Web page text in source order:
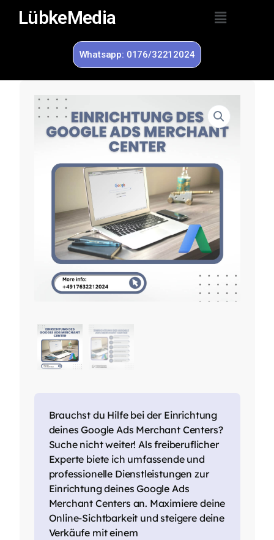
LübkeMedia
Whatsapp: 0176/32212024
Brauchst du Hilfe bei der Einrichtung
deines Google Ads Merchant Centers?
Suche nicht weiter! Als freiberuflicher
Experte biete ich umfassende und
professionelle Dienstleistungen zur
Einrichtung deines Google Ads
Merchant Centers an. Maximiere deine
Online-Sichtbarkeit und steigere deine
Verkäufe mit einem